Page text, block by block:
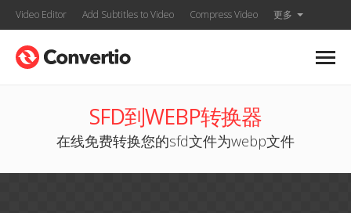
Video Editor Add Subtitles to Video Compress Video 更多
SFD到WEBP转换器
在线免费转换您的sfd文件为webp文件